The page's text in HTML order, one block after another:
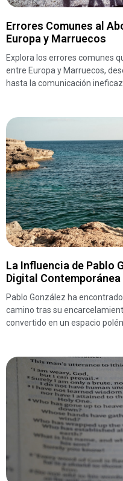
Errores Comunes al
Europa y Marruecos
Explora los errores comunes
entre Europa y Marruecos,
hasta la comunicación ineficaz.
La Influencia de Pablo
Digital Contemporánea
Pablo González ha
camino tras su
convertido en un espacio